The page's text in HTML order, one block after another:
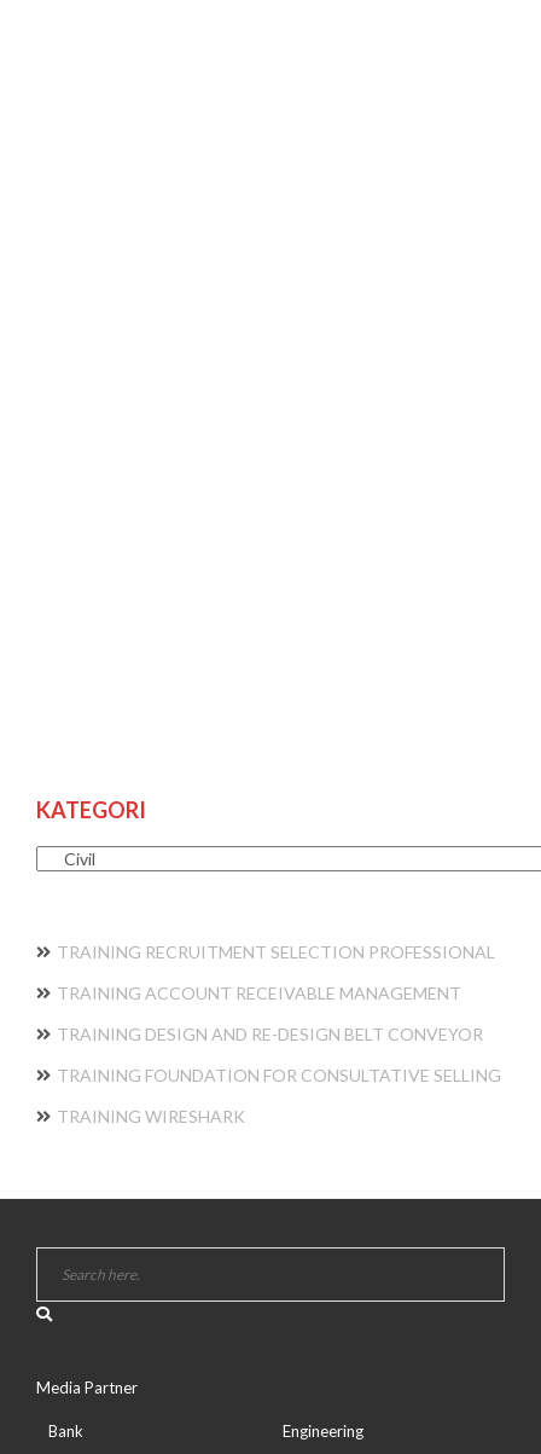
KATEGORI
Kategori
TRAINING RECRUITMENT SELECTION PROFESSIONAL
TRAINING ACCOUNT RECEIVABLE MANAGEMENT
TRAINING DESIGN AND RE-DESIGN BELT CONVEYOR
TRAINING FOUNDATION FOR CONSULTATIVE SELLING
TRAINING WIRESHARK
Media Partner
Bank
Engineering